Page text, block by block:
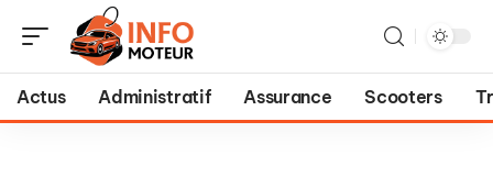
Actus Administratif Assurance Scooters